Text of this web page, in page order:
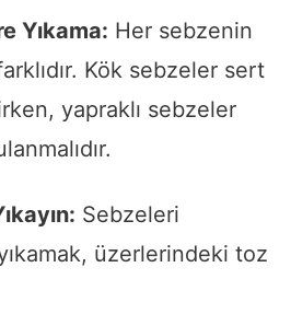
Yıkama: Her sebzenin
Kök sebzeler sert
yapraklı sebzeler
Sebzeleri
üzerlerindeki toz